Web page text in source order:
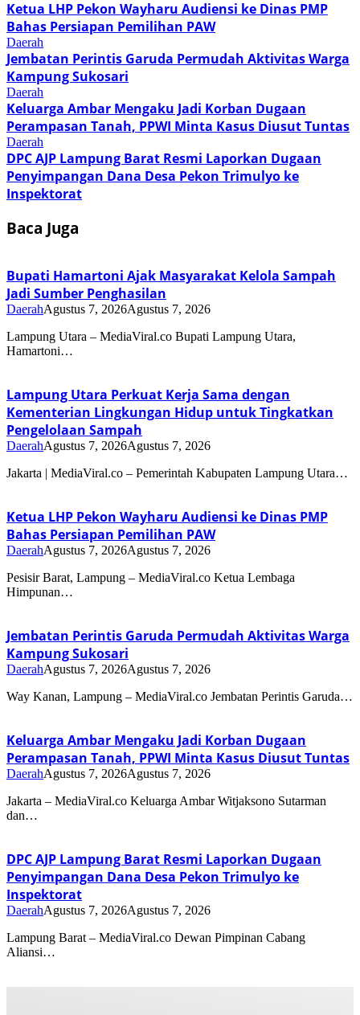
Ketua LHP Pekon Wayharu Audiensi ke Dinas PMP
Bahas Persiapan Pemilihan PAW
Daerah
Jembatan Perintis Garuda Permudah Aktivitas Warga
Kampung Sukosari
Daerah
Keluarga Ambar Mengaku Jadi Korban Dugaan
Perampasan Tanah, PPWI Minta Kasus Diusut Tuntas
Daerah
DPC AJP Lampung Barat Resmi Laporkan Dugaan
Penyimpangan Dana Desa Pekon Trimulyo ke
Inspektorat
Baca Juga
Bupati Hamartoni Ajak Masyarakat Kelola Sampah
Jadi Sumber Penghasilan
DaerahAgustus 7, 2026Agustus 7, 2026
Lampung Utara – MediaViral.co Bupati Lampung Utara,
Hamartoni…
Lampung Utara Perkuat Kerja Sama dengan
Kementerian Lingkungan Hidup untuk Tingkatkan
Pengelolaan Sampah
DaerahAgustus 7, 2026Agustus 7, 2026
Jakarta | MediaViral.co – Pemerintah Kabupaten Lampung Utara…
Ketua LHP Pekon Wayharu Audiensi ke Dinas PMP
Bahas Persiapan Pemilihan PAW
DaerahAgustus 7, 2026Agustus 7, 2026
Pesisir Barat, Lampung – MediaViral.co Ketua Lembaga
Himpunan…
Jembatan Perintis Garuda Permudah Aktivitas Warga
Kampung Sukosari
DaerahAgustus 7, 2026Agustus 7, 2026
Way Kanan, Lampung – MediaViral.co Jembatan Perintis Garuda…
Keluarga Ambar Mengaku Jadi Korban Dugaan
Perampasan Tanah, PPWI Minta Kasus Diusut Tuntas
DaerahAgustus 7, 2026Agustus 7, 2026
Jakarta – MediaViral.co Keluarga Ambar Witjaksono Sutarman
dan…
DPC AJP Lampung Barat Resmi Laporkan Dugaan
Penyimpangan Dana Desa Pekon Trimulyo ke
Inspektorat
DaerahAgustus 7, 2026Agustus 7, 2026
Lampung Barat – MediaViral.co Dewan Pimpinan Cabang
Aliansi…